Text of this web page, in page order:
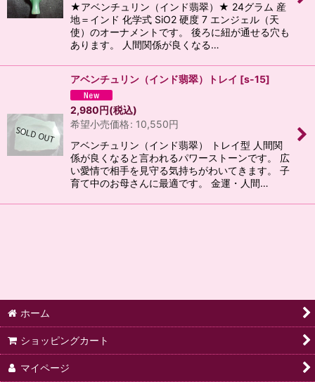
★アベンチュリン（インド翡翠）★ 24グラム 産
地＝インド 化学式 SiO2 硬度 7 エンジェル（天
使）のオーナメントです。 後ろに紐が通せる穴も
あります。 人間関係が良くなる…
アベンチュリン（インド翡翠）トレイ [s-15]
2,980円(税込)
希望小売価格: 10,550円
アベンチュリン（インド翡翠） トレイ型 人間関
係が良くなると言われるパワーストーンです。 広
い愛情で相手を見守る気持ちがわいてきます。 子
育て中のお母さんに最適です。 金運・人間…
ホーム
ショッピングカート
マイページ